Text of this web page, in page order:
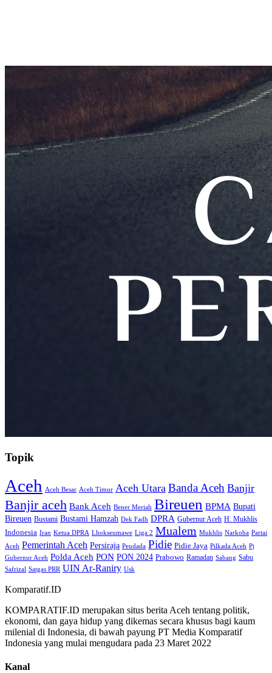
Topik
Aceh Aceh Besar Aceh Timur Aceh Utara Banda Aceh Banjir
Banjir aceh Bank Aceh Bener Meriah Bireuen BPMA Bupati
Bireuen Bustami Bustami Hamzah Dek Fadh DPRA Gubernur Aceh H. Mukhlis
Indonesia Iran Ketua DPRA Lhokseumawe Liga 2 Mualem Mukhlis Narkoba Partai
Aceh Pemerintah Aceh Persiraja Peudada Pidie Pidie Jaya Pilkada Aceh Pj
Gubernur Aceh Polda Aceh PON PON 2024 Prabowo Ramadan Sabang Sabu
Safrizal Satgas PRR UIN Ar-Raniry Usk
Komparatif.ID
KOMPARATIF.ID merupakan situs berita Aceh tentang politik,
ekonomi, dan gaya hidup yang dikemas secara khusus bagi kaum
milenial di Indonesia, di bawah payung PT Media Komparatif
Indonesia yang mulai mengudara pada 23 Maret 2022
Kanal